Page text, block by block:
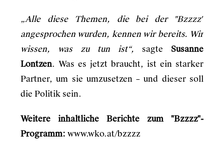
„Alle diese Themen, die bei der "Bzzzz"
angesprochen wurden, kennen wir bereits. Wir
wissen, was zu tun ist“, sagte Susanne
Lontzen. Was es jetzt braucht, ist ein starker
Partner, um sie umzusetzen – und dieser soll
die Politik sein.
Weitere inhaltliche Berichte zum "Bzzzz"-
Programm: www.wko.at/bzzzz